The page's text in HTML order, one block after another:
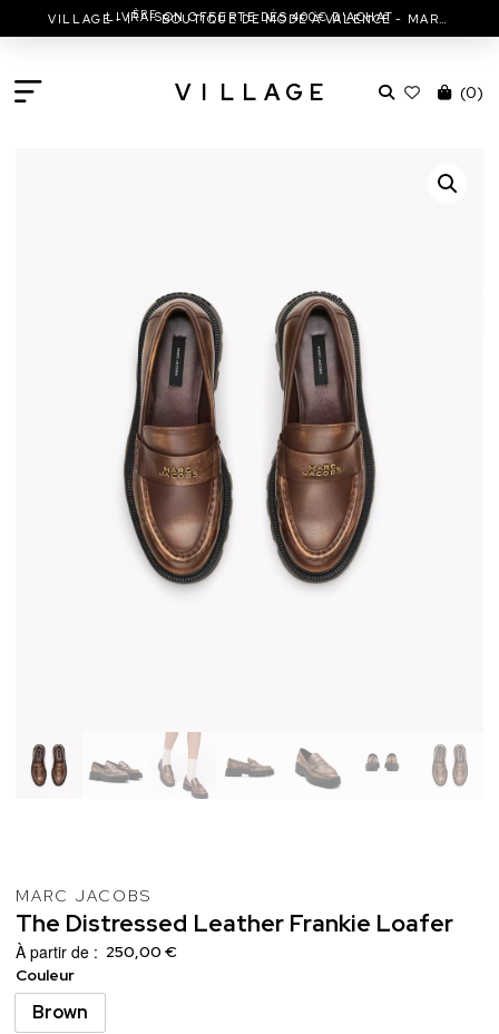
VILLAGE - 1ÈREBOUTIQUE DE MODE À VALENCE - MARC JACOBS - ISABEL MARANT & MORE
LIVRAISON OFFERTE DÈS 400€ D'ACHAT
V I L L A G E (0)
MARC JACOBS
The Distressed Leather Frankie Loafer
À partir de : 250,00 €
Couleur
Brown